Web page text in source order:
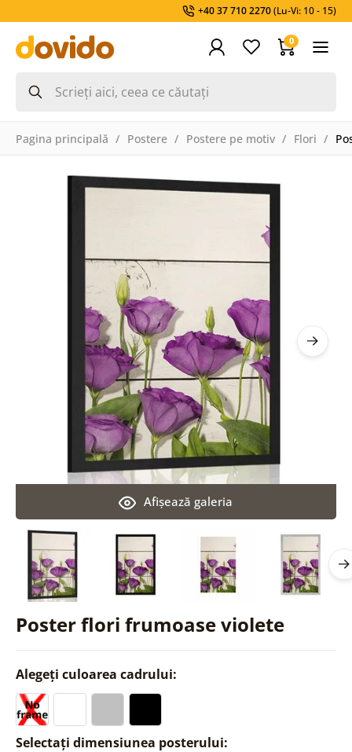
+40 37 710 2270(Lu-Vi: 10 - 15)
0
Pagina principală Postere Postere pe motiv Flori
Poster flori frumoase violete
Afişează galeria
Alegeți culoarea cadrului:
Selectați dimensiunea posterului: